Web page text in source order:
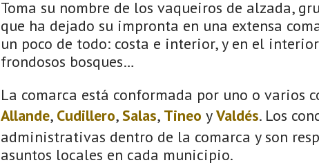
Toma su nombre de los vaqueiros de alzada,
que ha dejado su impronta en una extensa
un poco de todo: costa e interior, y en el
frondosos bosques…
La comarca está conformada por uno o varios
Allande, Cudillero,Salas, Tineo yValdés. Los
administrativas dentro de la comarca y son
asuntos locales en cada municipio.